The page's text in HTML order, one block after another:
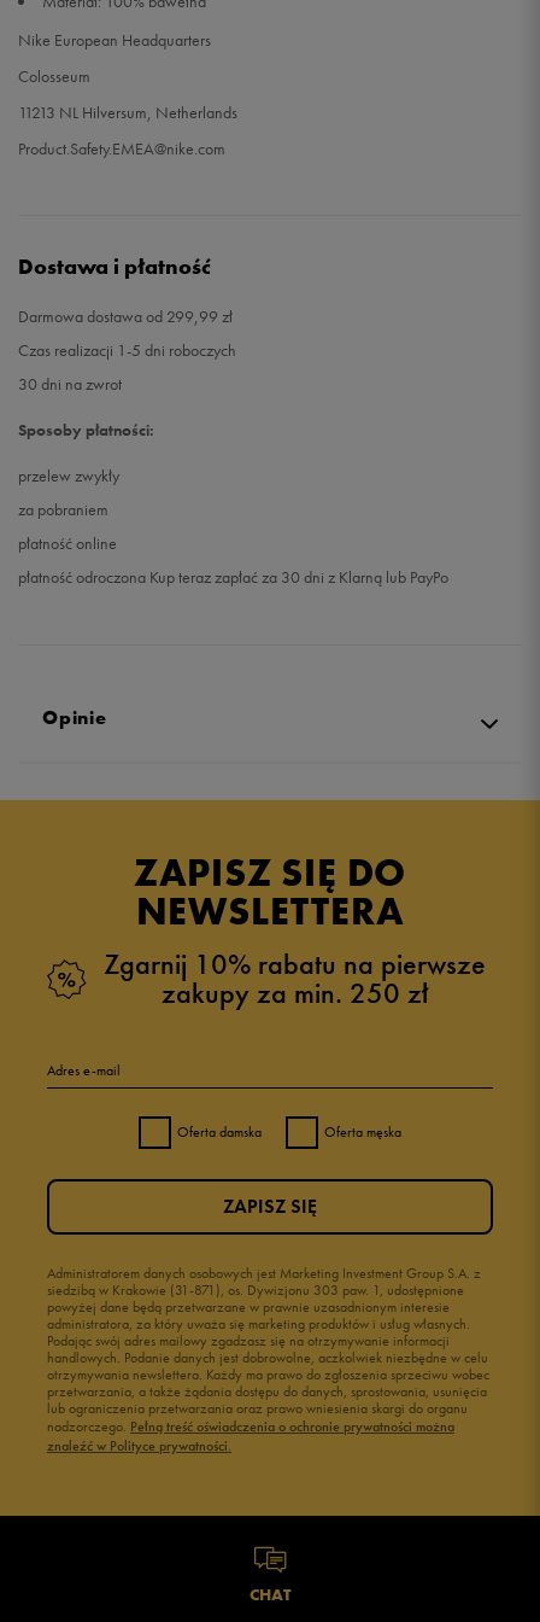
Nike European Headquarters
Colosseum
11213 NL Hilversum, Netherlands
Product.Safety.EMEA@nike.com
Dostawa i płatność
Darmowa dostawa od 299,99 zł
Czas realizacji 1-5 dni roboczych
30 dni na zwrot
Sposoby płatności:
przelew zwykły
za pobraniem
płatność online
płatność odroczona Kup teraz zapłać za 30 dni z Klarną lub PayPo
Opinie
ZAPISZ SIĘ DO
NEWSLETTERA
Zgarnij 10% rabatu na pierwsze
zakupy za min. 250 zł
Adres e-mail
Oferta damska Oferta męska
Administratorem danych osobowych jest Marketing Investment Group S.A. z
siedzibą w Krakowie (31-871), os. Dywizjonu 303 paw. 1, udostępnione
powyżej dane będą przetwarzane w prawnie uzasadnionym interesie
administratora, za który uważa się marketing produktów i usług własnych.
Podając swój adres mailowy zgadzasz się na otrzymywanie informacji
handlowych. Podanie danych jest dobrowolne, aczkolwiek niezbędne w celu
otrzymywania newslettera. Każdy ma prawo do zgłoszenia sprzeciwu wobec
przetwarzania, a także żądania dostępu do danych, sprostowania, usunięcia
lub ograniczenia przetwarzania oraz prawo wniesienia skargi do organu
nadzorczego. Pełną treść oświadczenia o ochronie prywatności można
znaleźć w Polityce prywatności.
ZAPISZ SIĘ
CHAT